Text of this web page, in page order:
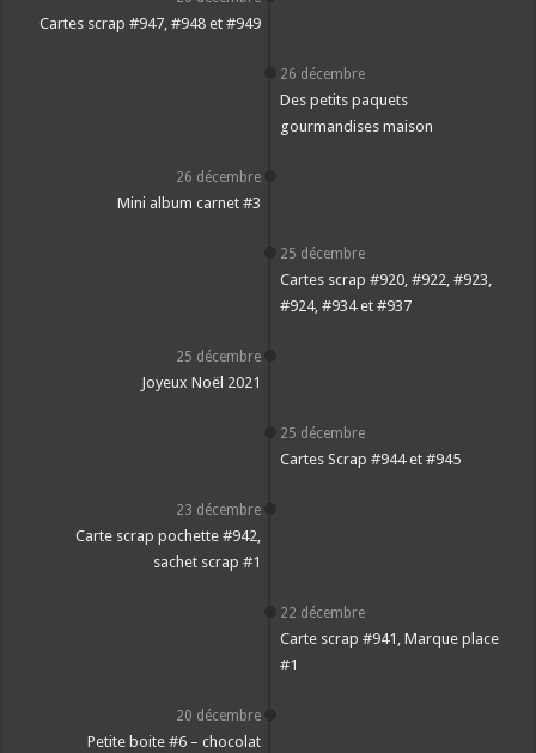
Cartes scrap #947, #948 et #949
26 décembre
Des petits paquets
gourmandises maison
26 décembre
Mini album carnet #3
25 décembre
Cartes scrap #920, #922, #923,
#924, #934 et #937
25 décembre
Joyeux Noël 2021
25 décembre
Cartes Scrap #944 et #945
23 décembre
Carte scrap pochette #942,
sachet scrap #1
22 décembre
Carte scrap #941, Marque place
#1
20 décembre
Petite boite #6 – chocolat